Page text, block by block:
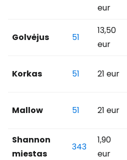
eur
Golvėjus 51
13,50
eur
Korkas 51 21 eur
Mallow 51 21 eur
Shannon
miestas
343
1,90
eur